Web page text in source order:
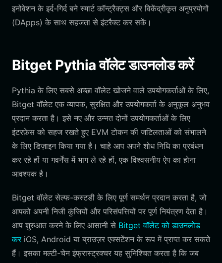
इनोवेशन के इर्द-गिर्द बने स्मार्ट कॉन्ट्रैक्ट्स और विकेंद्रीकृत अनुप्रयोगों
(DApps) के साथ सहजता से इंटरैक्ट कर सकें।
Bitget Pythia वॉलेट डाउनलोड करें
Pythia के लिए सबसे अच्छा वॉलेट खोजने वाले उपयोगकर्ताओं के लिए,
Bitget वॉलेट एक व्यापक, सुरक्षित और उपयोगकर्ता के अनुकूल अनुभव
प्रदान करता है। इसे नए और उन्नत दोनों उपयोगकर्ताओं के लिए
इंटरफ़ेस को सहज रखते हुए EVM टोकन की जटिलताओं को संभालने
के लिए डिज़ाइन किया गया है। चाहे आप अपने शोध निधि का प्रबंधन
कर रहे हों या गवर्नेंस में भाग ले रहे हों, एक विश्वसनीय ऐप का होना
आवश्यक है।
Bitget वॉलेट सेल्फ-कस्टडी के लिए पूर्ण समर्थन प्रदान करता है, जो
आपको अपनी निजी कुंजियों और परिसंपत्तियों पर पूर्ण नियंत्रण देता है।
आप शुरुआत करने के लिए आसानी से Bitget वॉलेट को डाउनलोड
करiOS, Android या ब्राउज़र एक्सटेंशन के रूप में प्राप्त कर सकते
हैं। इसका मल्टी-चेन इंफ्रास्ट्रक्चर यह सुनिश्चित करता है कि जब